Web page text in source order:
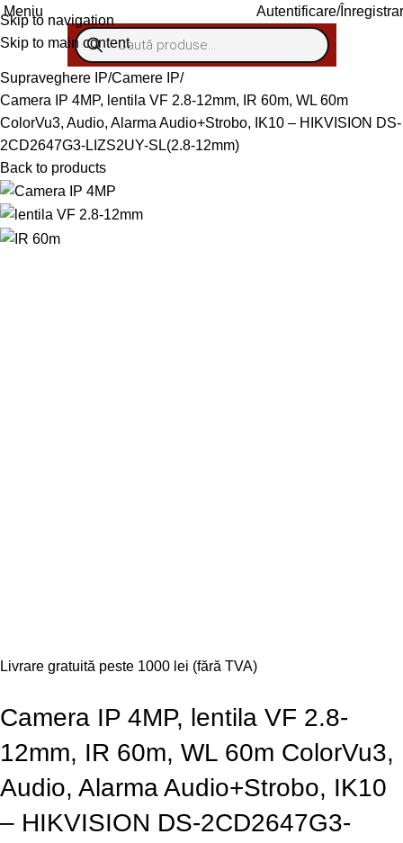
Skip to navigation
Skip to main content
Meniu Autentificare/
Supraveghere IP Camere IP
Camera IP 4MP, lentila VF 2.8-12mm, IR 60m, WL 60m
ColorVu3, Audio, Alarma Audio+Strobo, IK10 – HIKVISION DS-
2CD2647G3-LIZS2UY-SL(2.8-12mm)
Back to products
Livrare gratuită peste 1000 lei (fără TVA)
Camera IP 4MP, lentila VF 2.8-
12mm, IR 60m, WL 60m ColorVu3,
Audio, Alarma Audio+Strobo, IK10
– HIKVISION DS-2CD2647G3-